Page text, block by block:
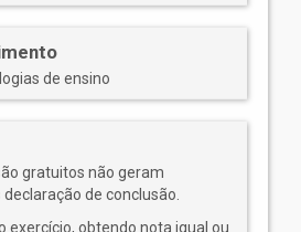
de ensino
gratuitos não geram
de conclusão.
exercício, obtendo nota igual ou